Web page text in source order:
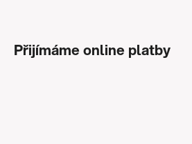
Přijímáme online platby